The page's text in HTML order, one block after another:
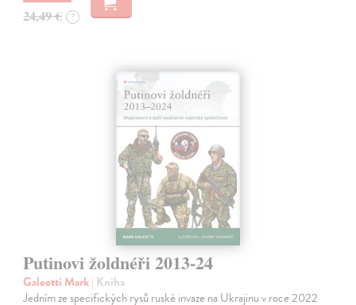
24,49 € ?
Putinovi žoldnéři 2013-24
Galeotti Mark| Kniha
Jedním ze specifických rysů ruské invaze na Ukrajinu v roce 2022